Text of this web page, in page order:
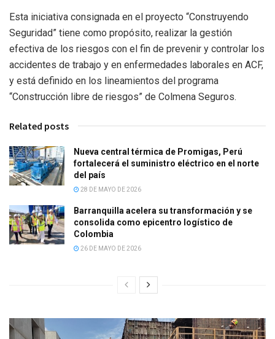
Esta iniciativa consignada en el proyecto “Construyendo
Seguridad” tiene como propósito, realizar la gestión
efectiva de los riesgos con el fin de prevenir y controlar los
accidentes de trabajo y en enfermedades laborales en ACF,
y está definido en los lineamientos del programa
“Construcción libre de riesgos” de Colmena Seguros.
Related posts
Nueva central térmica de Promigas, Perú
fortalecerá el suministro eléctrico en el norte
del país
28 DE MAYO DE 2026
Barranquilla acelera su transformación y se
consolida como epicentro logístico de
Colombia
26 DE MAYO DE 2026